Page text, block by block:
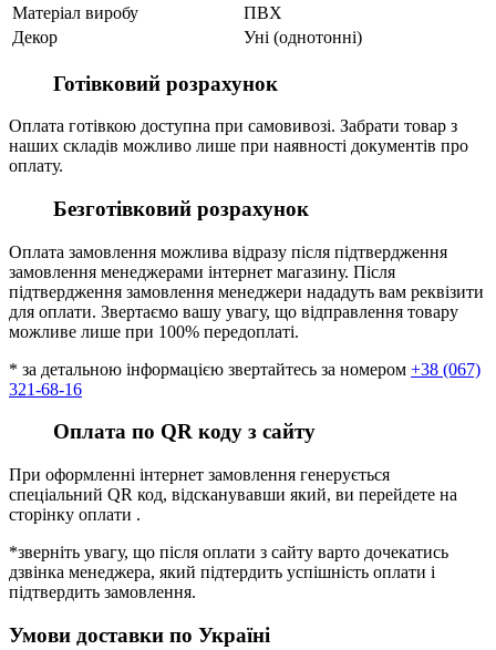
Матеріал виробу
ПВХ
Декор
Уні (однотонні)
Готівковий розрахунок
Оплата готівкою доступна при самовивозі. Забрати товар з
наших складів можливо лише при наявності документів про
оплату.
Безготівковий розрахунок
Оплата замовлення можлива відразу після підтвердження
замовлення менеджерами інтернет магазину. Після
підтвердження замовлення менеджери нададуть вам реквізити
для оплати. Звертаємо вашу увагу, що відправлення товару
можливе лише при 100% передоплаті.
* за детальною інформацією звертайтесь за номером +38 (067)
321-68-16
Оплата по QR коду з сайту
При оформленні інтернет замовлення генерується
спеціальний QR код, відсканувавши який, ви перейдете на
сторінку оплати .
*зверніть увагу, що після оплати з сайту варто дочекатись
дзвінка менеджера, який підтердить успішність оплати і
підтвердить замовлення.
Умови доставки по Україні